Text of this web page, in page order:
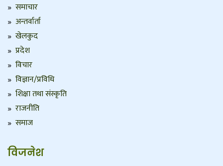
समाचार
अन्तर्वार्ता
खेलकुद
प्रदेश
विचार
विज्ञान/प्रविधि
शिक्षा तथा संस्कृति
राजनीति
समाज
विजनेश